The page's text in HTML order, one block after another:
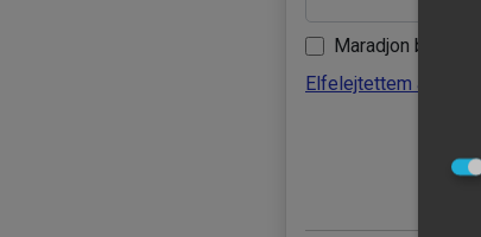
Maradjon belépve
Elfelejtettem a